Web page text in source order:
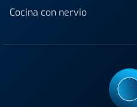
Cocina con nervio